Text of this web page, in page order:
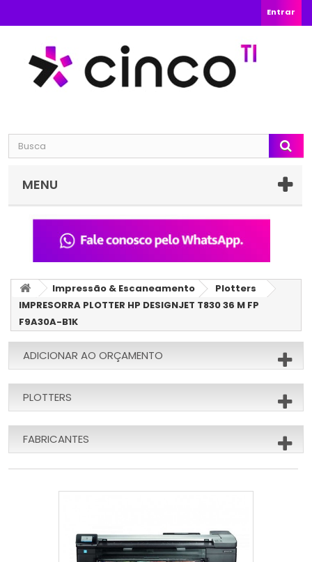
Entrar
MENU
Impressão & Escaneamento
Plotters
IMPRESORRA PLOTTER HP DESIGNJET T830 36 M FP
F9A30A-B1K
ADICIONAR AO ORÇAMENTO
PLOTTERS
FABRICANTES